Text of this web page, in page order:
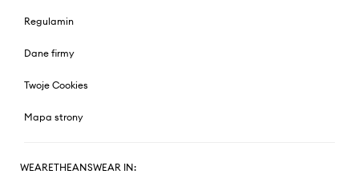
Regulamin
Dane firmy
Twoje Cookies
Mapa strony
WEARETHEANSWEAR IN: